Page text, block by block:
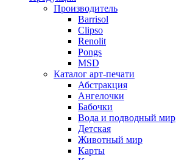
Производитель
Barrisol
Clipso
Renolit
Pongs
MSD
Каталог арт-печати
Абстракция
Ангелочки
Бабочки
Вода и подводный мир
Детская
Животный мир
Карты